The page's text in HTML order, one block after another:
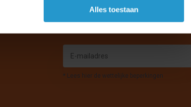
Alles toestaan
Mis geen nieuws, acties en voordelen!
* Lees hier de wettelijke beperkingen